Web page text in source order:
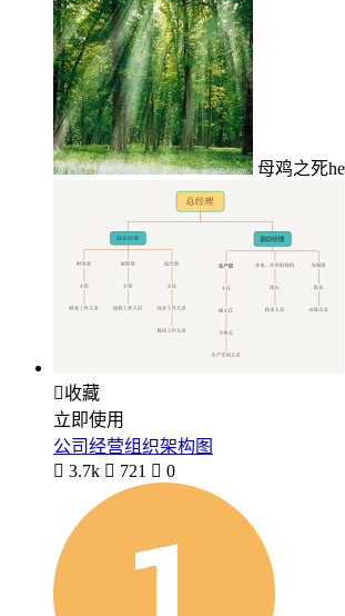
母鸡之死
收藏
立即使用
公司经营组织架构图
 3.7k  721  0